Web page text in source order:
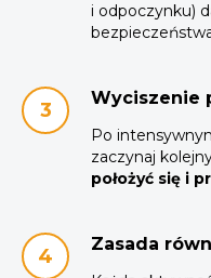
i odpoczynku)
Wyciszenie
Po
zaczynaj
położyć się i
Zasada